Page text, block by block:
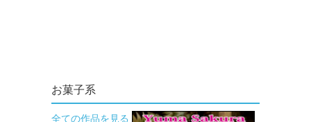
お菓子系
全ての作品を見る